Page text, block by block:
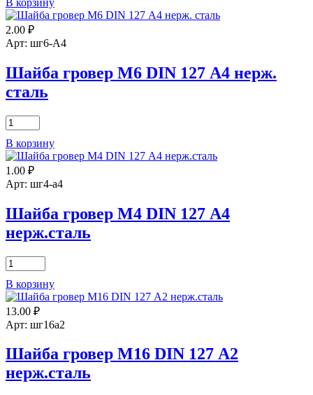
Шайба
гровер
М14
DIN
А2
нерж.сталь
В корзину
2.00 ₽
Арт: шг6-А4
Шайба гровер М6 DIN 127 А4 нерж.
сталь
Количество
товара
Шайба
гровер
М6
DIN
А4
нерж.
сталь
В корзину
1.00 ₽
Арт: шг4-а4
Шайба гровер М4 DIN 127 А4
нерж.сталь
Количество
товара
Шайба
гровер
М4
DIN
А4
нерж.сталь
В корзину
13.00 ₽
Арт: шг16а2
Шайба гровер М16 DIN 127 А2
нерж.сталь